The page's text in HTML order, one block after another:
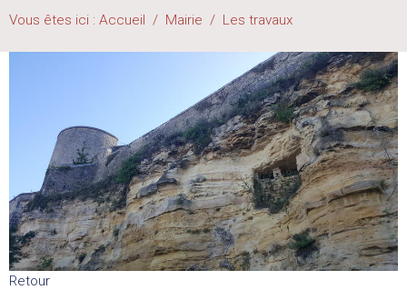
Vous êtes ici : Accueil / Mairie / Les travaux
Retour